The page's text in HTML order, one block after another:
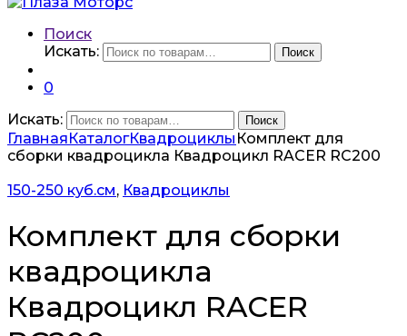
Поиск
Искать:
Поиск
0
Искать:
Поиск
ГлавнаяКаталогКвадроциклы Комплект для
сборки квадроцикла Квадроцикл RACER RC200
150-250 куб.см, Квадроциклы
Комплект для сборки
квадроцикла
Квадроцикл RACER